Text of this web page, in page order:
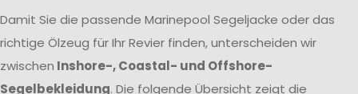
Damit Sie die passende Marinepool Segeljacke oder das
richtige Ölzeug für Ihr Revier finden, unterscheiden wir
zwischen Inshore-, Coastal- und Offshore-
Segelbekleidung. Die folgende Übersicht zeigt die